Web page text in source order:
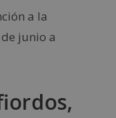
a la
junio a